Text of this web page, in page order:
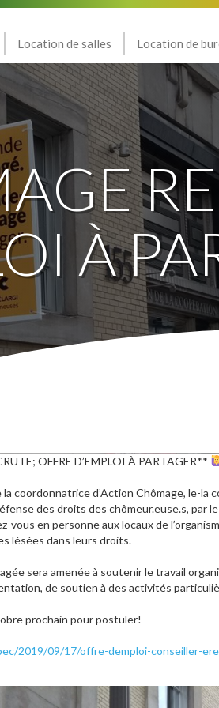
Location de salles Location de
À
OFFRE D’EMPLOI À PARTAGER**
coordonnatrice d’Action Chômage, le-
des droits des chômeur.euse.s, par
vous en personne aux locaux de
lésées dans leurs droits.
sera amenée à soutenir le travail
de soutien à des activités
prochain pour postuler!
2019/09/17/offre-demploi-conseiller-